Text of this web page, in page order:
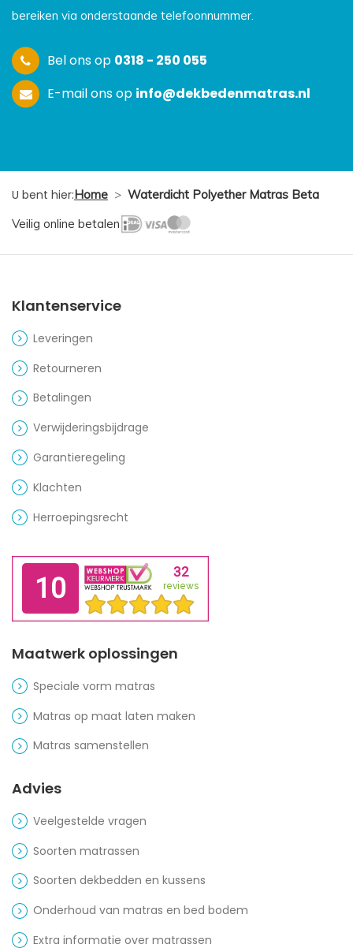
bereiken via onderstaande telefoonnummer.
Bel ons op 0318 - 250 055
E-mail ons op info@dekbedenmatras.nl
U bent hier:Home > Waterdicht Polyether Matras Beta
Veilig online betalen
Klantenservice
Leveringen
Retourneren
Betalingen
Verwijderingsbijdrage
Garantieregeling
Klachten
Herroepingsrecht
Maatwerk oplossingen
Speciale vorm matras
Matras op maat laten maken
Matras samenstellen
Advies
Veelgestelde vragen
Soorten matrassen
Soorten dekbedden en kussens
Onderhoud van matras en bed bodem
Extra informatie over matrassen